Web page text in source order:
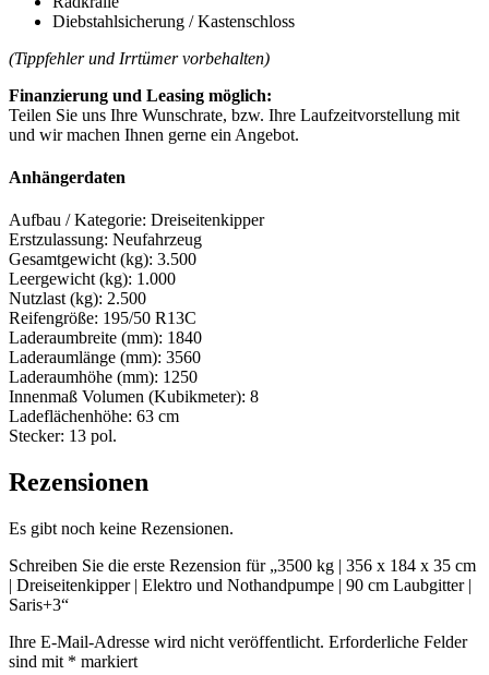
Diebstahlsicherung / Kastenschloss
(Tippfehler und Irrtümer vorbehalten)
Finanzierung und Leasing möglich:
Teilen Sie uns Ihre Wunschrate, bzw. Ihre Laufzeitvorstellung mit
und wir machen Ihnen gerne ein Angebot.
Anhängerdaten
Aufbau / Kategorie: Dreiseitenkipper
Erstzulassung: Neufahrzeug
Gesamtgewicht (kg): 3.500
Leergewicht (kg): 1.000
Nutzlast (kg): 2.500
Reifengröße: 195/50 R13C
Laderaumbreite (mm): 1840
Laderaumlänge (mm): 3560
Laderaumhöhe (mm): 1250
Innenmaß Volumen (Kubikmeter): 8
Ladeflächenhöhe: 63 cm
Stecker: 13 pol.
Rezensionen
Es gibt noch keine Rezensionen.
Schreiben Sie die erste Rezension für „3500 kg | 356 x 184 x 35 cm
| Dreiseitenkipper | Elektro und Nothandpumpe | 90 cm Laubgitter |
Saris+3“
Ihre E-Mail-Adresse wird nicht veröffentlicht. Erforderliche Felder
sind mit * markiert